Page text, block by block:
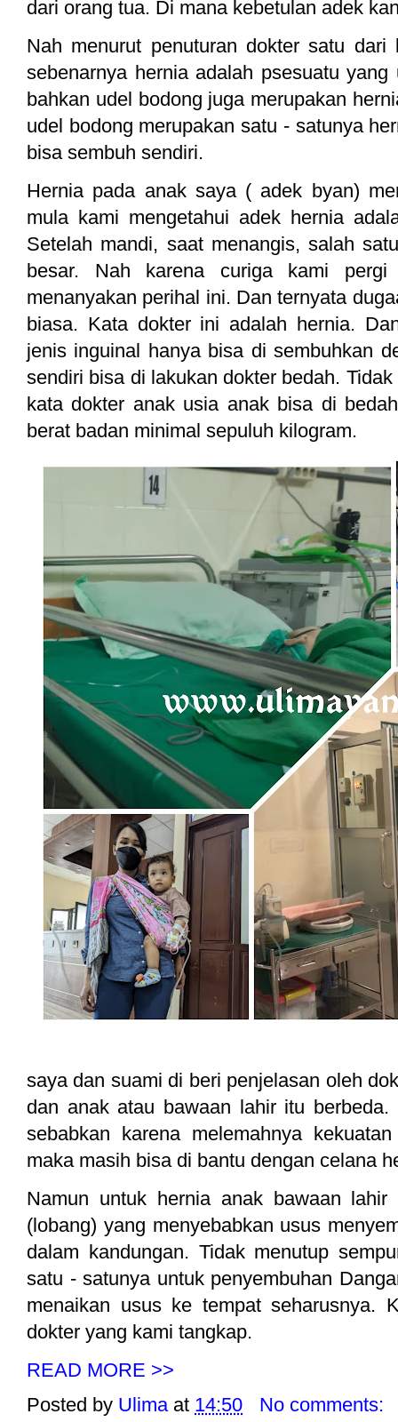
dari orang tua. Di mana kebetulan adek
Nah menurut penuturan dokter satu
sebenarnya hernia adalah psesuatu
bahkan udel bodong juga merupakan
udel bodong merupakan satu - satunya
bisa sembuh sendiri.
Hernia pada anak saya ( adek byan)
mula kami mengetahui adek hernia
Setelah mandi, saat menangis, salah
besar. Nah karena curiga kami
menanyakan perihal ini. Dan ternyata
biasa. Kata dokter ini adalah hernia.
jenis inguinal hanya bisa di sembuhkan
sendiri bisa di lakukan dokter bedah.
kata dokter anak usia anak bisa di
berat badan minimal sepuluh kilogram.
saya dan suami di beri penjelasan oleh
dan anak atau bawaan lahir itu
sebabkan karena melemahnya
maka masih bisa di bantu dengan celana
Namun untuk hernia anak bawaan
(lobang) yang menyebabkan usus
dalam kandungan. Tidak menutup
satu - satunya untuk penyembuhan
menaikan usus ke tempat seharusnya.
dokter yang kami tangkap.
READ MORE >>
Posted by Ulima at 14:50
No comments: